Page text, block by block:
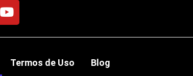
Termos de Uso Blog